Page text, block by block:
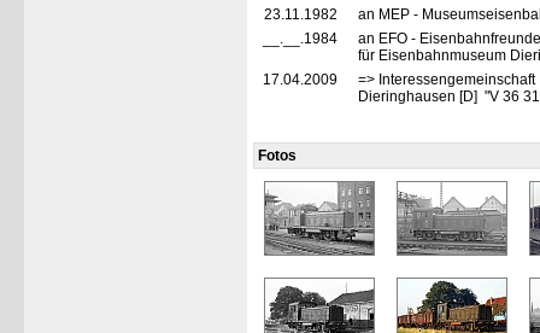
23.11.1982
an MEP -
__.__.1984
an EFO -
für Eisenbahnmuseum
17.04.2009
=>
Dieringhausen [D] "V 36
Fotos